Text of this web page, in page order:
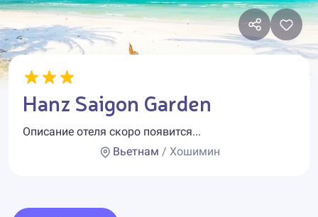
Hanz Saigon Garden
Описание отеля скоро появится...
Вьетнам / Хошимин